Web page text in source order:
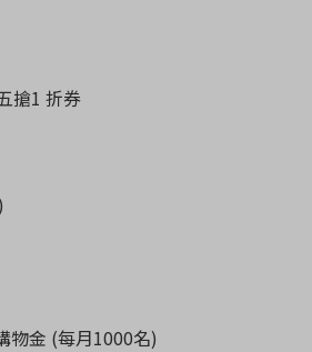
搶1 折券
物金 (每月1000名)